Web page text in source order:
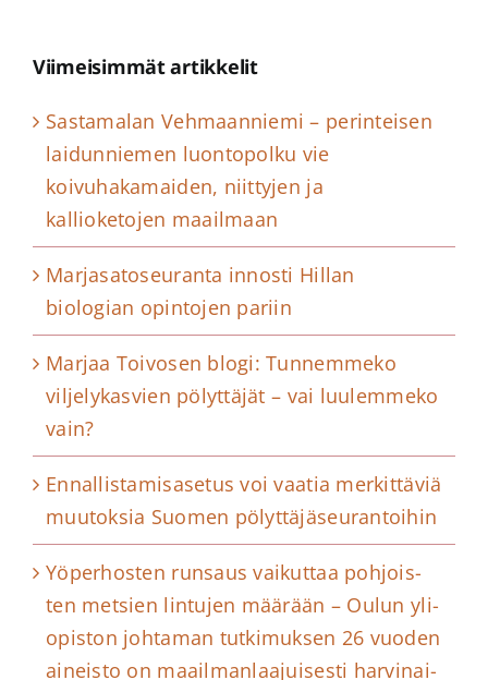
Viimeisimmät artikkelit
Sastamalan Vehmaanniemi – perinteisen
laidunniemen luontopolku vie
koivuhakamaiden, niittyjen ja
kallioketojen maailmaan
Marjasatoseuranta innosti Hillan
biologian opintojen pariin
Marjaa Toivosen blogi: Tunnemmeko
viljelykasvien pölyttäjät – vai luulemmeko
vain?
Ennallistamisasetus voi vaatia merkittäviä
muutoksia Suomen pölyttäjäseurantoihin
Yö­per­hos­ten runsaus vai­kut­taa poh­jois­
ten metsien lin­tu­jen määrään – Oulun yli­
opis­ton joh­ta­man tut­ki­muk­sen 26 vuoden
ai­neis­to on maail­man­laa­jui­ses­ti har­vi­nai­